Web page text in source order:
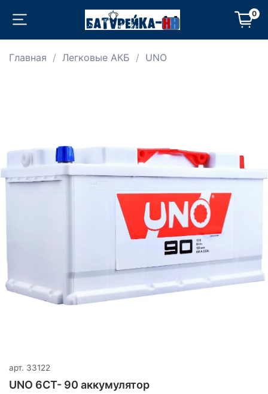
0
Главная Легковые АКБ UNO
арт. 33122
UNO 6СТ- 90 аккумулятор